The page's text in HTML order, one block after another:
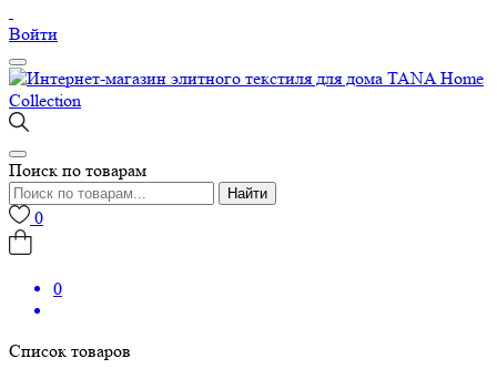
Войти
Поиск по товарам
Найти
0
0
Список товаров